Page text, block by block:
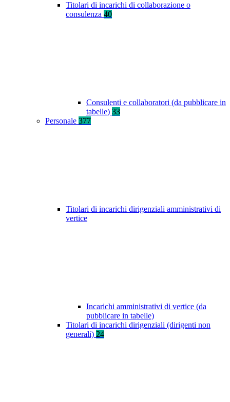
Titolari di incarichi di collaborazione o
consulenza 40
Consulenti e collaboratori (da pubblicare in
tabelle) 33
Personale 377
Titolari di incarichi dirigenziali amministrativi di
vertice
Incarichi amministrativi di vertice (da
pubblicare in tabelle)
Titolari di incarichi dirigenziali (dirigenti non
generali) 24